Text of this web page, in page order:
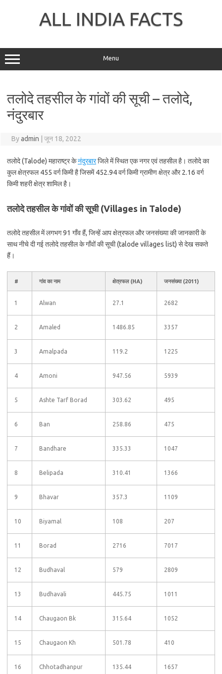
ALL INDIA FACTS
Menu
तलोदे तहसील के गांवों की सूची – तलोदे,
नंदुरबार
Byadmin जून 18, 2022
तलोदे (Talode) महाराष्ट्र केनंदुरबारजिले में स्थित एक नगर एवं तहसील है। तलोदे का
कुल क्षेत्रफल 455 वर्ग किमी है जिसमें 452.94 वर्ग किमी ग्रामीण क्षेत्र और 2.16 वर्ग
किमी शहरी क्षेत्र शामिल है।
तलोदे तहसील के गांवों की सूची (Villages in Talode)
तलोदे तहसील में लगभग 91 गाँव हैं, जिन्हें आप क्षेत्रफल और जनसंख्या की जानकारी के
साथ नीचे दी गई तलोदे तहसील के गाँवों की सूची (talode villages list) से देख सकते
हैं।
# गांव का नाम क्षेत्रफल (HA) जनसंख्या (2011)
1 Alwan 27.1 2682
2 Amaled 1486.85 3357
3 Amalpada 119.2 1225
4 Amoni 947.56 5939
5 Ashte Tarf Borad 303.62 495
6 Ban 258.86 475
7 Bandhare 335.33 1047
8 Belipada 310.41 1366
9 Bhavar 357.3 1109
10 Biyamal 108 207
11 Borad 2716 7017
12 Budhaval 579 2809
13 Budhavali 445.75 1011
14 Chaugaon Bk 315.64 1052
15 Chaugaon Kh 501.78 410
16 Chhotadhanpur 135.44 1657